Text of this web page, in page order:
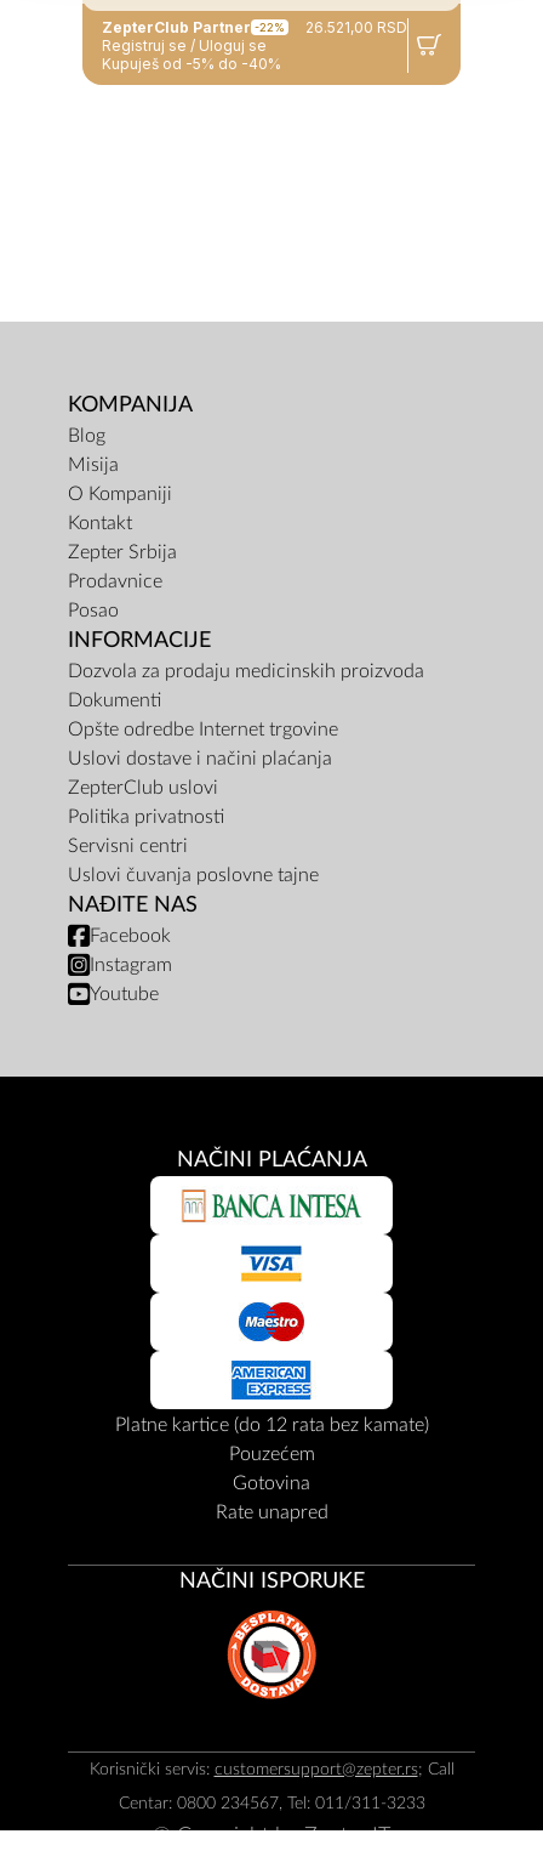
ZepterClub Partner -22%
26.521,00 RSD
Registruj se / Uloguj se
Kupuješ od -5% do -40%
KOMPANIJA
Blog
Misija
O Kompaniji
Kontakt
Zepter Srbija
Prodavnice
Posao
INFORMACIJE
Dozvola za prodaju medicinskih proizvoda
Dokumenti
Opšte odredbe Internet trgovine
Uslovi dostave i načini plaćanja
ZepterClub uslovi
Politika privatnosti
Servisni centri
Uslovi čuvanja poslovne tajne
NAĐITE NAS
Facebook
Instagram
Youtube
NAČINI PLAĆANJA
Platne kartice (do 12 rata bez kamate)
Pouzećem
Gotovina
Rate unapred
NAČINI ISPORUKE
Korisnički servis: customersupport@zepter.rs; Call
Centar: 0800 234567, Tel: 011/311-3233
© Copyright byZepter IT